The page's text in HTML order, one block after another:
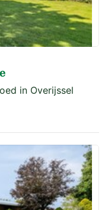
in Overijssel